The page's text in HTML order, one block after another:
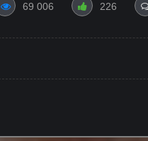
69 006 226